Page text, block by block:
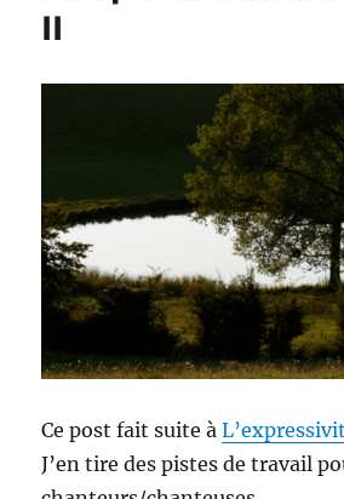
II
Ce post fait suite à
J’en tire des pistes de travail